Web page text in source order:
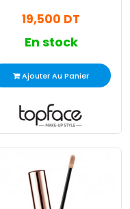
19,500 DT
En stock
Ajouter Au Panier